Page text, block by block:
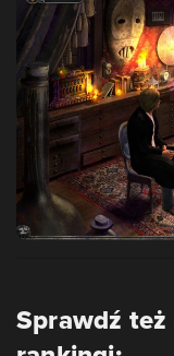
Sprawdź też